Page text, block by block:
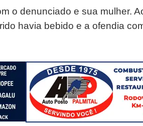
o denunciado e sua mulher.
havia bebido e a ofendia